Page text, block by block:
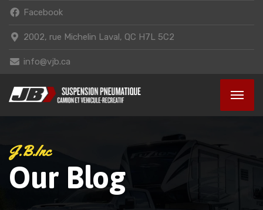
Facebook
2002, rue Michelin Laval, QC H7L 5C2
info@vjb.ca
J.B.Inc
Our Blog